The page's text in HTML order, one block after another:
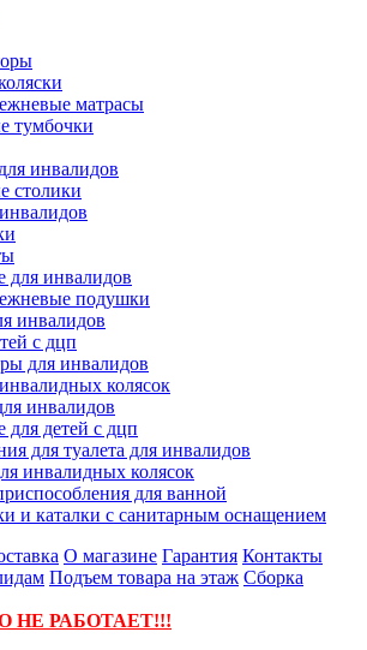
матрасы
тумбочки
инвалидов
столики
для инвалидов
подушки
инвалидов
с дцп
для инвалидов
колясок
инвалидов
для детей с дцп
для туалета для инвалидов
инвалидных колясок
для ванной
и каталки с санитарным оснащением
О магазине Гарантия Контакты
Подъем товара на этаж Сборка
НЕ РАБОТАЕТ!!!